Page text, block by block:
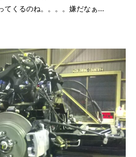
てくるのね。。。。嫌だなぁ...